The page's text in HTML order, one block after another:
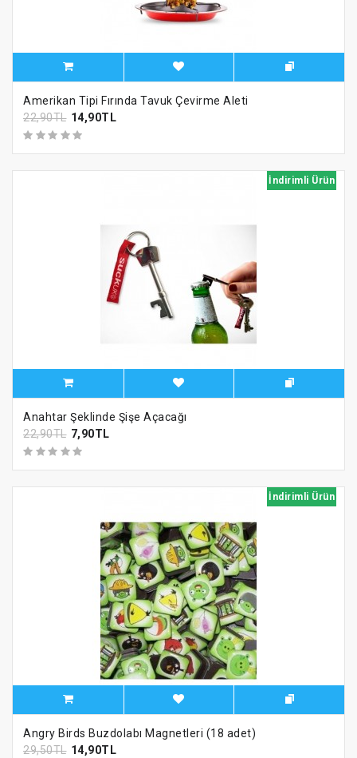
Amerikan Tipi Fırında Tavuk Çevirme Aleti
22,90TL 14,90TL
İndirimli Ürün
Anahtar Şeklinde Şişe Açacağı
22,90TL 7,90TL
İndirimli Ürün
Angry Birds Buzdolabı Magnetleri (18 adet)
29,50TL 14,90TL